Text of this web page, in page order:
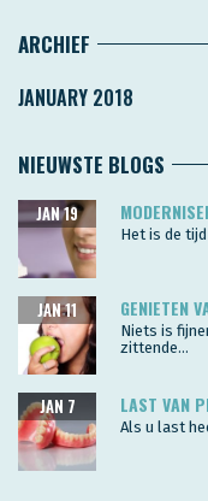
ARCHIEF
JANUARY 2018
NIEUWSTE BLOGS
JAN 19
Het is de
GENIETEN
JAN 11
Niets is
zittende...
LAST VAN
JAN 7
Als u last